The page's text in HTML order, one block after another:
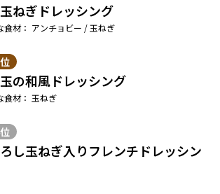
ねぎドレッシング
食材： アンチョビー / 玉ねぎ
の和風ドレッシング
食材： 玉ねぎ
し玉ねぎ入りフレンチドレッシン